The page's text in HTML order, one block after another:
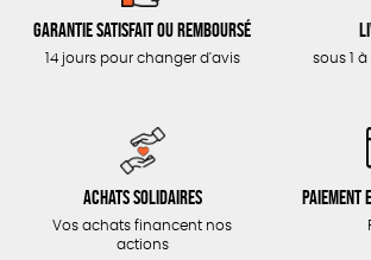
ACCESSOIRES
Garantie satisfait ou remboursé
14 jours pour changer d'avis sous 1
Achats solidaires
Vos achats financent nos
actions
Paiement